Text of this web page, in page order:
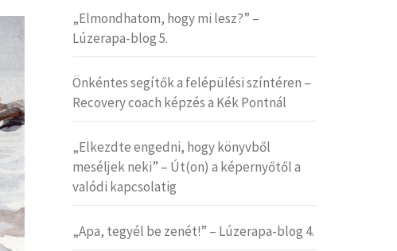
„Elmondhatom, hogy mi lesz?” –
Lúzerapa-blog 5.
Önkéntes segítők a felépülési színtéren –
Recovery coach képzés a Kék Pontnál
„Elkezdte engedni, hogy könyvből
meséljek neki” – Út(on) a képernyőtől a
valódi kapcsolatig
„Apa, tegyél be zenét!” – Lúzerapa-blog 4.